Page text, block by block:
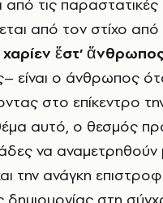
τις παραστατικές
από τον στίχο
ἔστ’
είναι ο άνθρωπος
στο επίκεντρο
αυτό, ο θεσμός
να
την ανάγκη
δημιουργίας στη